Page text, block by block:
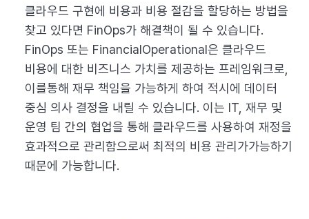
클라우드 구현에 비용과 비용 절감을 할당하는 방법을
찾고 있다면 FinOps가 해결책이 될 수 있습니다.
FinOps 또는 FinancialOperational은 클라우드
비용에 대한 비즈니스 가치를 제공하는 프레임워크로,
이를통해 재무 책임을 가능하게 하여 적시에 데이터
중심 의사 결정을 내릴 수 있습니다. 이는 IT, 재무 및
운영 팀 간의 협업을 통해 클라우드를 사용하여 재정을
효과적으로 관리함으로써 최적의 비용 관리가가능하기
때문에 가능합니다.